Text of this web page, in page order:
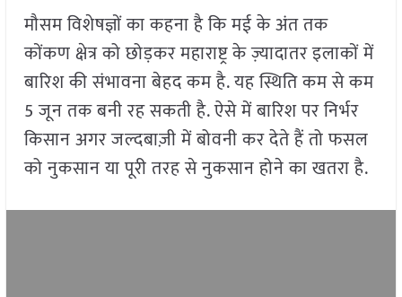
मौसम विशेषज्ञों का कहना है कि मई के अंत तक
कोंकण क्षेत्र को छोड़कर महाराष्ट्र के ज़्यादातर इलाकों में
बारिश की संभावना बेहद कम है. यह स्थिति कम से कम
5 जून तक बनी रह सकती है. ऐसे में बारिश पर निर्भर
किसान अगर जल्दबाज़ी में बोवनी कर देते हैं तो फसल
को नुकसान या पूरी तरह से नुकसान होने का खतरा है.